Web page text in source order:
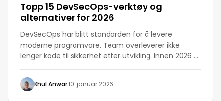
Topp 15 DevSecOps-verktøy og
alternativer for 2026
DevSecOps har blitt standarden for å levere
moderne programvare. Team overleverer ikke
lenger kode til sikkerhet etter utvikling. Innen 2026 er
sikkerhet en delt, automatisert del av hvert trinn i
rørledningen. I denne guiden samler vi de beste
DevSecOps-verktøyene å prøve i 2026, og dekker
Khul Anwar·10. januar 2026